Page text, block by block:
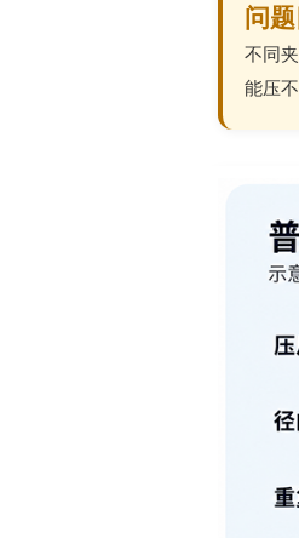
问
不同
能压